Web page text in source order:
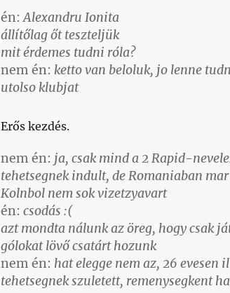
én: Alexandru Ionita
állítőlag őt teszteljük
mit érdemes tudni róla?
nem én: ketto van beloluk, jo lenne
utolso klubjat
Erős kezdés.
nem én: ja, csak mind a 2 Rapid-
tehetsegnek indult, de Romaniaban
Kolnbol nem sok vizetzyavart
én: csodás :(
azt mondta nálunk az öreg, hogy csak
gólokat lövő csatárt hozunk
nem én: hat elegge nem az, 26 evesen
tehetsegnek szuletett, remenysegkent